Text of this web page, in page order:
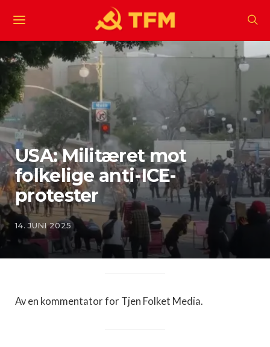
USA: Militæret mot
folkelige anti-ICE-
protester
14. JUNI 2025
Av en kommentator for Tjen Folket Media.